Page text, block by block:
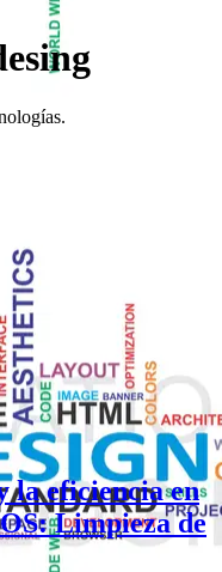
la eficiencia en
Limpieza de